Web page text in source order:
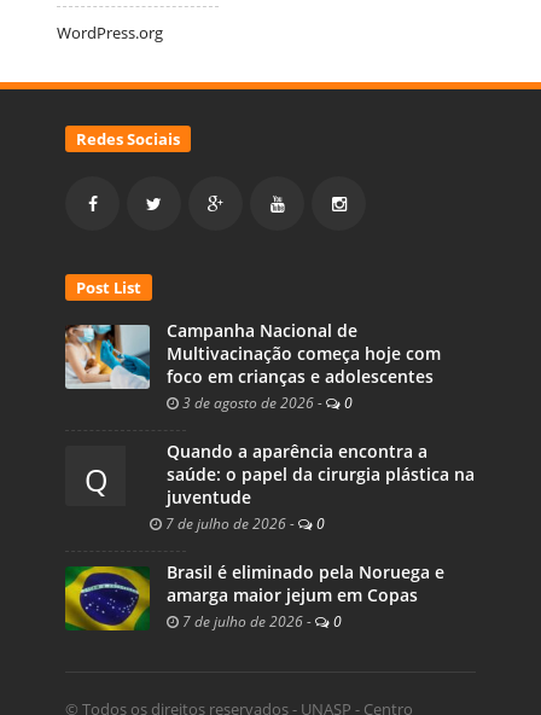
WordPress.org
Redes Sociais
Post List
Campanha Nacional de
Multivacinação começa hoje com
foco em crianças e adolescentes
3 de agosto de 2026 - 0
Q
Quando a aparência encontra a
saúde: o papel da cirurgia plástica na
juventude
7 de julho de 2026 - 0
Brasil é eliminado pela Noruega e
amarga maior jejum em Copas
7 de julho de 2026 - 0
© Todos os direitos reservados - UNASP - Centro